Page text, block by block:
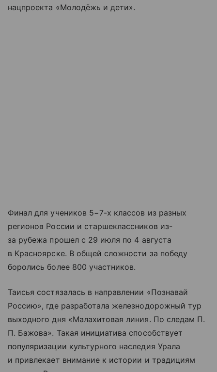
нацпроекта «Молодёжь и дети».
Финал для учеников 5−7-х классов из разных
регионов России и старшеклассников из-
за рубежа прошел с 29 июля по 4 августа
в Красноярске. В общей сложности за победу
боролись более 800 участников.
Таисья состязалась в направлении «Познавай
Россию», где разработала железнодорожный тур
выходного дня «Малахитовая линия. По следам П.
П. Бажова». Такая инициатива способствует
популяризации культурного наследия Урала
и привлекает внимание к истории и традициям